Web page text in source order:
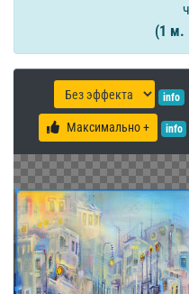
(1 м.
info
Максимально + info